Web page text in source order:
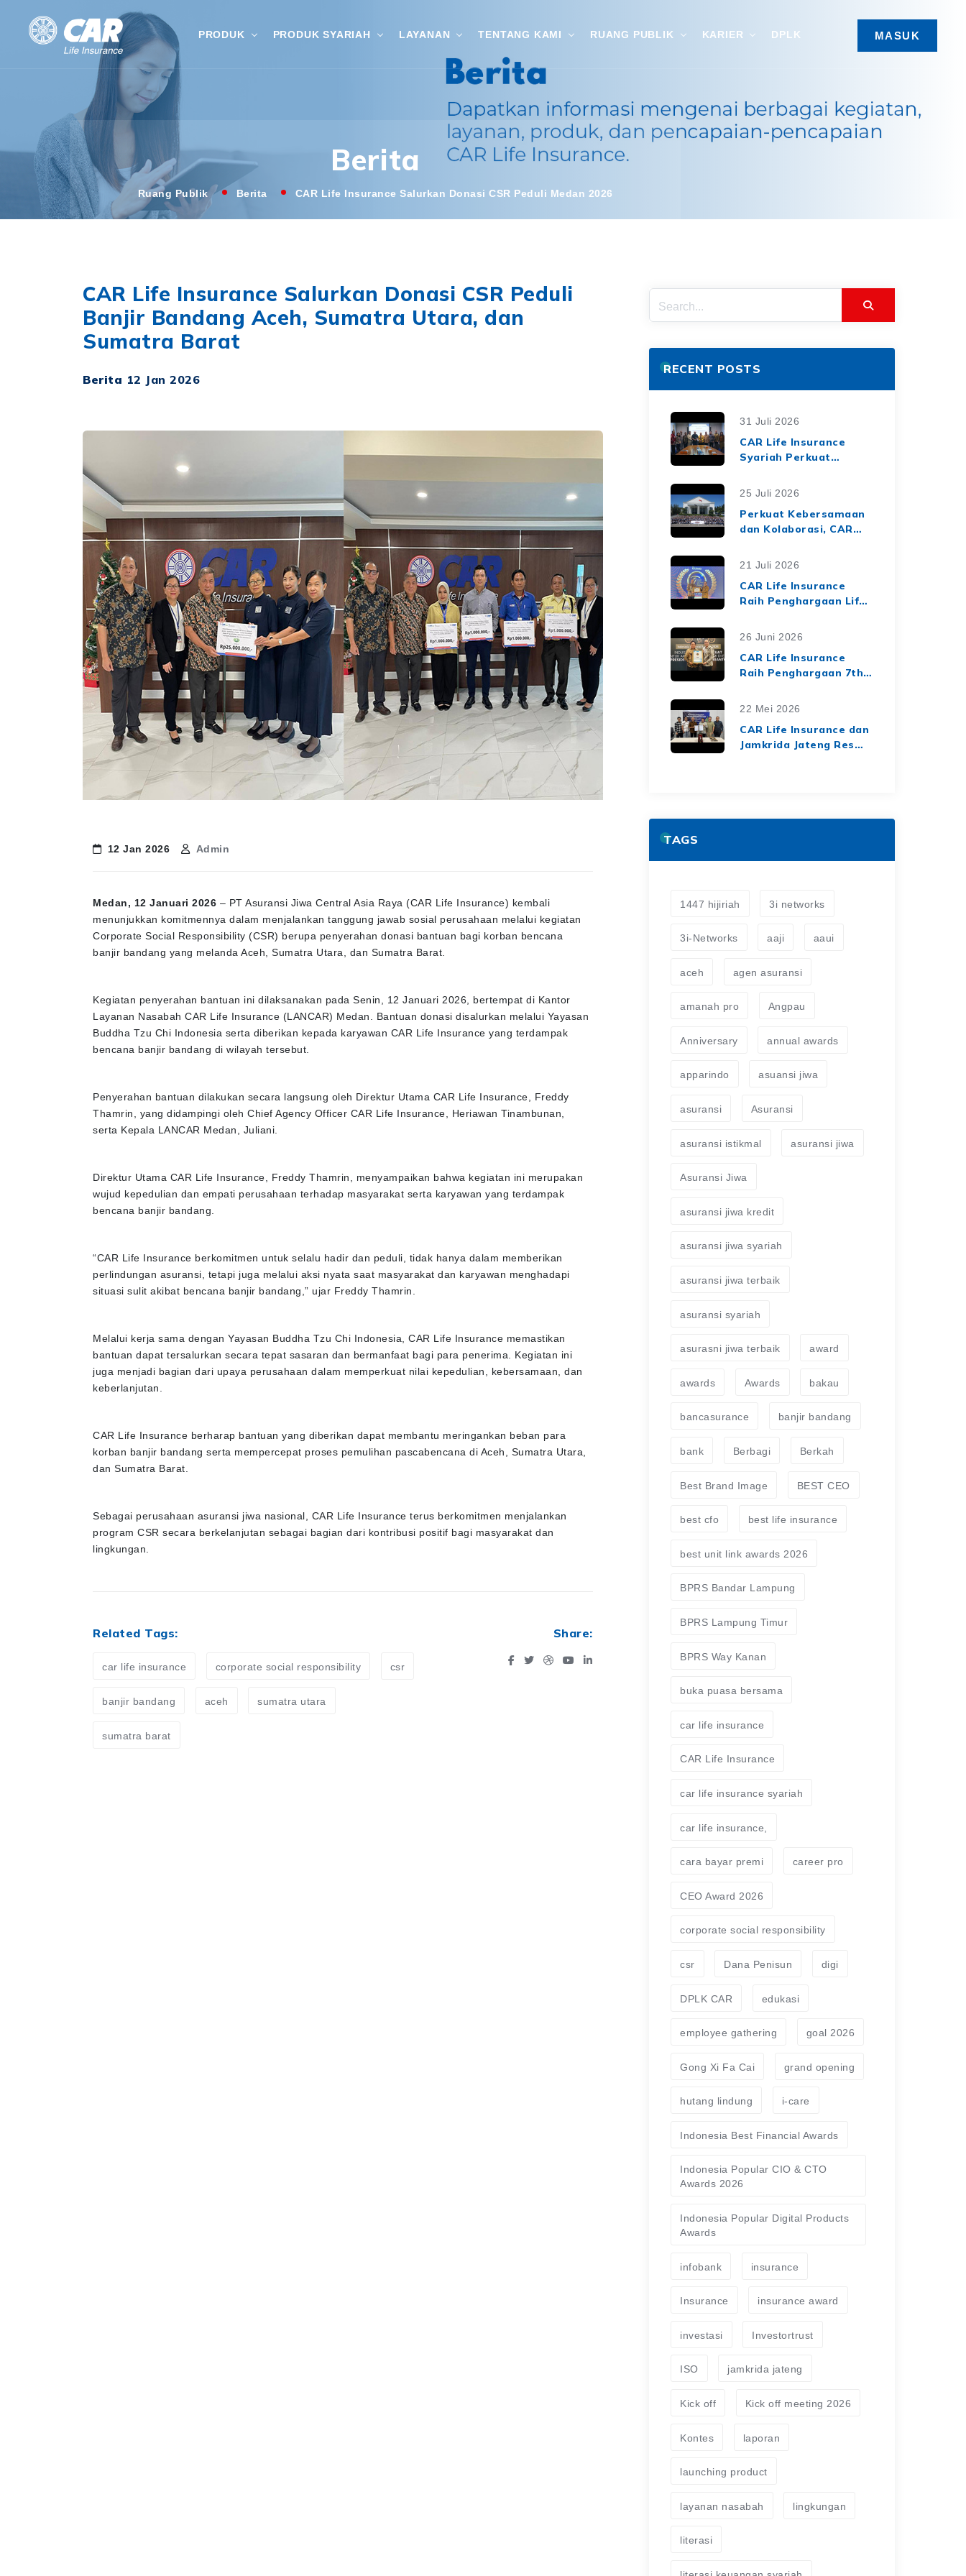
PRODUK PRODUK SYARIAH LAYANAN TENTANG KAMI RUANG PUBLIK KARIER DPLK MASUK
Berita
Ruang Publik Berita CAR Life Insurance Salurkan Donasi CSR Peduli Medan 2026
CAR Life Insurance Salurkan Donasi CSR Peduli
Banjir Bandang Aceh, Sumatra Utara, dan
Sumatra Barat
Berita 12 Jan 2026
12 Jan 2026 Admin
Medan, 12 Januari 2026 – PT Asuransi Jiwa Central Asia Raya (CAR Life Insurance) kembali
menunjukkan komitmennya dalam menjalankan tanggung jawab sosial perusahaan melalui kegiatan
Corporate Social Responsibility (CSR) berupa penyerahan donasi bantuan bagi korban bencana
banjir bandang yang melanda Aceh, Sumatra Utara, dan Sumatra Barat.
Kegiatan penyerahan bantuan ini dilaksanakan pada Senin, 12 Januari 2026, bertempat di Kantor
Layanan Nasabah CAR Life Insurance (LANCAR) Medan. Bantuan donasi disalurkan melalui Yayasan
Buddha Tzu Chi Indonesia serta diberikan kepada karyawan CAR Life Insurance yang terdampak
bencana banjir bandang di wilayah tersebut.
Penyerahan bantuan dilakukan secara langsung oleh Direktur Utama CAR Life Insurance, Freddy
Thamrin, yang didampingi oleh Chief Agency Officer CAR Life Insurance, Heriawan Tinambunan,
serta Kepala LANCAR Medan, Juliani.
Direktur Utama CAR Life Insurance, Freddy Thamrin, menyampaikan bahwa kegiatan ini merupakan
wujud kepedulian dan empati perusahaan terhadap masyarakat serta karyawan yang terdampak
bencana banjir bandang.
“CAR Life Insurance berkomitmen untuk selalu hadir dan peduli, tidak hanya dalam memberikan
perlindungan asuransi, tetapi juga melalui aksi nyata saat masyarakat dan karyawan menghadapi
situasi sulit akibat bencana banjir bandang,” ujar Freddy Thamrin.
Melalui kerja sama dengan Yayasan Buddha Tzu Chi Indonesia, CAR Life Insurance memastikan
bantuan dapat tersalurkan secara tepat sasaran dan bermanfaat bagi para penerima. Kegiatan ini
juga menjadi bagian dari upaya perusahaan dalam memperkuat nilai kepedulian, kebersamaan, dan
keberlanjutan.
CAR Life Insurance berharap bantuan yang diberikan dapat membantu meringankan beban para
korban banjir bandang serta mempercepat proses pemulihan pascabencana di Aceh, Sumatra Utara,
dan Sumatra Barat.
Sebagai perusahaan asuransi jiwa nasional, CAR Life Insurance terus berkomitmen menjalankan
program CSR secara berkelanjutan sebagai bagian dari kontribusi positif bagi masyarakat dan
lingkungan.
Related Tags:
car life insurance corporate social responsibility csr
banjir bandang aceh sumatra utara
sumatra barat
Share:
RECENT POSTS
31 Juli 2026
CAR Life Insurance
Syariah Perkuat
Syariah melalui Kerja
Syariah dengan Tiga
BPRS di Lampung
25 Juli 2026
Perkuat Kebersamaan
dan Kolaborasi, CAR
Employee Gathering
"Harmoni Nusantara,
Sinergi Berkelanjutan"
21 Juli 2026
CAR Life Insurance
Raih Penghargaan Life
Market Leaders 2026
26 Juni 2026
CAR Life Insurance
Raih Penghargaan 7th
Companies Awards
Keuangan yang Solid
dan Berkelanjutan
22 Mei 2026
CAR Life Insurance dan
Jamkrida Jateng Resmi
TAGS
1447 hijiriah 3i networks
3i-Networks aaji aaui
aceh agen asuransi
amanah pro Angpau
Anniversary annual awards
apparindo asuansi jiwa
asuransi Asuransi
asuransi istikmal asuransi jiwa
Asuransi Jiwa
asuransi jiwa kredit
asuransi jiwa syariah
asuransi jiwa terbaik
asuransi syariah
asurasni jiwa terbaik award
awards Awards bakau
bancasurance banjir bandang
bank Berbagi Berkah
Best Brand Image BEST CEO
best cfo best life insurance
best unit link awards 2026
BPRS Bandar Lampung
BPRS Lampung Timur
BPRS Way Kanan
buka puasa bersama
car life insurance
CAR Life Insurance
car life insurance syariah
car life insurance,
cara bayar premi career pro
CEO Award 2026
corporate social responsibility
csr Dana Penisun digi
DPLK CAR edukasi
employee gathering goal 2026
Gong Xi Fa Cai grand opening
hutang lindung i-care
Indonesia Best Financial Awards
Indonesia Popular CIO & CTO
Awards 2026
Indonesia Popular Digital Products
Awards
infobank insurance
Insurance insurance award
investasi Investortrust
ISO jamkrida jateng
Kick off Kick off meeting 2026
Kontes laporan
launching product
layanan nasabah lingkungan
literasi
literasi keuangan syariah